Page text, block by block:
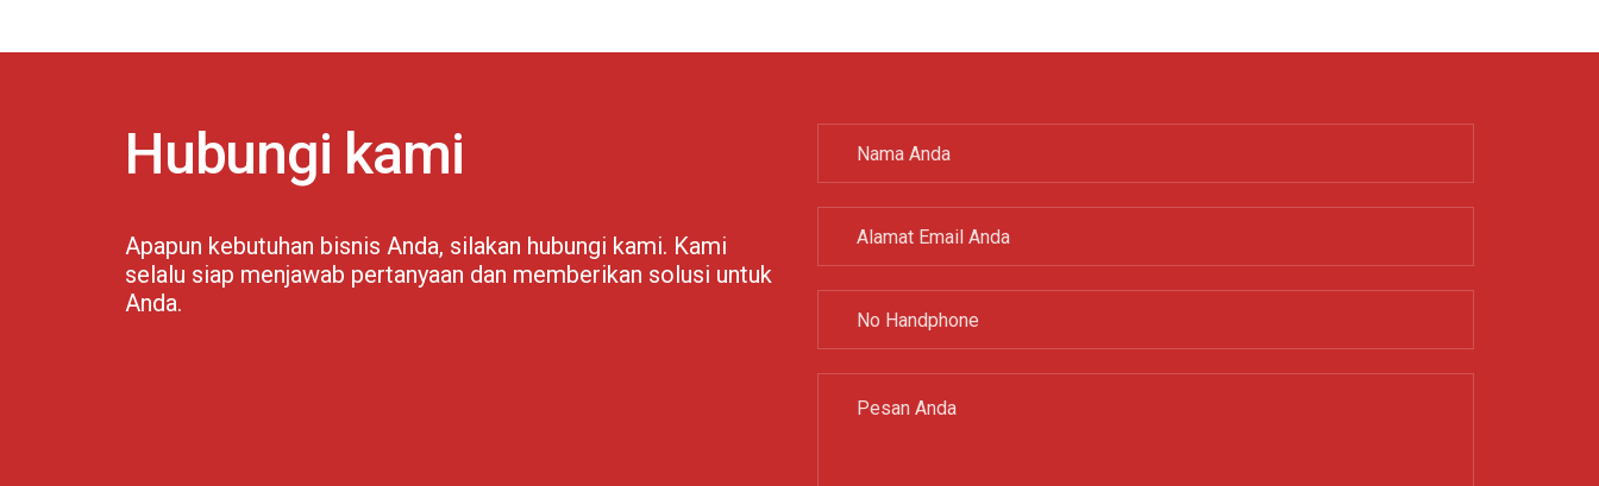
Hubungi kami
Apapun kebutuhan bisnis Anda, silakan hubungi kami. Kami
selalu siap menjawab pertanyaan dan memberikan solusi untuk
Anda.